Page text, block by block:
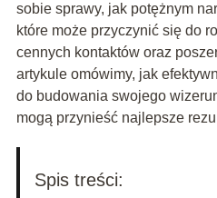
sobie sprawy, jak potężnym
które może przyczynić się do
cennych kontaktów oraz
artykule omówimy, jak
do budowania swojego
mogą przynieść najlepsze
Spis treści: